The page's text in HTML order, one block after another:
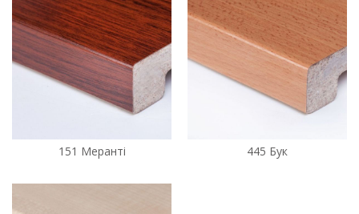
151 Меранті 445 Бук